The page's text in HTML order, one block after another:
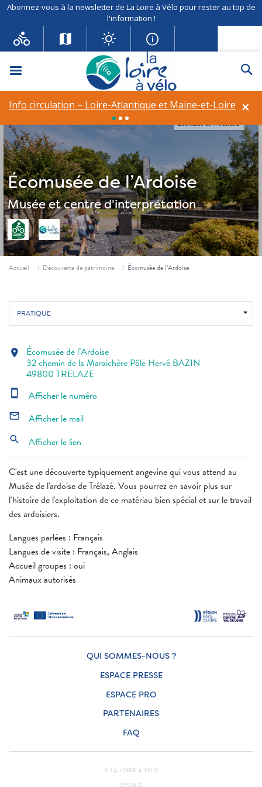
Abonnez-vous à la newsletter de La Loire à Vélo pour rester au top de
l'information !
Menu
×
Info circulation – Loire-Atlantique et Maine-et-Loire
Écomusée de l’Ardoise
Musée et centre d'interprétation
Écomusée de l’Ardoise©
Fil d'ariane
Accueil Découverte de patrimoine Écomusée de l’Ardoise
PRATIQUE
C'est une découverte typiquement angevine qui vous attend au
Musée de l'ardoise de Trélazé. Vous pourrez en savoir plus sur
l'histoire de l'exploitation de ce matériau bien spécial et sur le travail
des ardoisiers.
Langues parlées : Français
Langues de visite : Français, Anglais
Accueil groupes : oui
Animaux autorisés
location_on Écomusée de l’Ardoise
32 chemin de la Maraichère Pôle Hervé BAZIN
49800 TRELAZE
smartphone Afficher le numéro
mail_outline Afficher le mail
search Afficher le lien
QUI SOMMES-NOUS ?
ESPACE PRESSE
ESPACE PRO
PARTENAIRES
FAQ
© LA LOIRE À VÉLO
APSULIS